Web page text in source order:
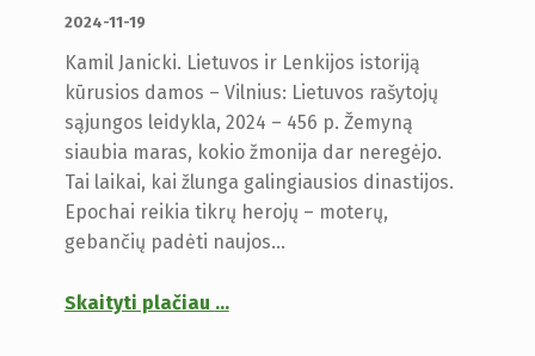
2024-11-19
Kamil Janicki. Lietuvos ir Lenkijos istoriją
kūrusios damos – Vilnius: Lietuvos rašytojų
sąjungos leidykla, 2024 – 456 p. Žemyną
siaubia maras, kokio žmonija dar neregėjo.
Tai laikai, kai žlunga galingiausios dinastijos.
Epochai reikia tikrų herojų – moterų,
gebančių padėti naujos…
Skaityti plačiau …